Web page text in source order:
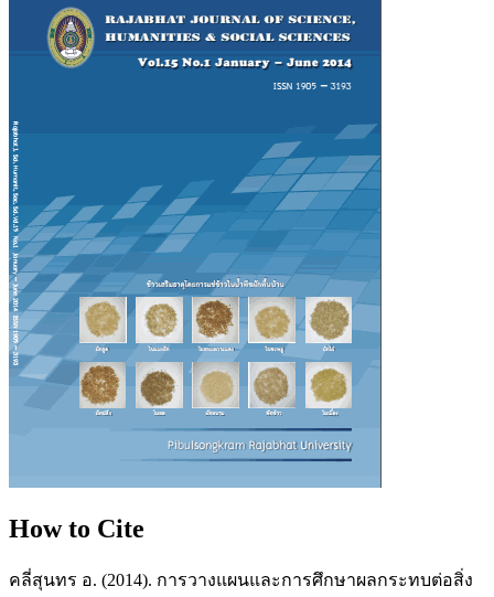
How to Cite
คลี่สุนทร อ. (2014). การวางแผนและการศึกษาผลกระทบต่อสิ่ง